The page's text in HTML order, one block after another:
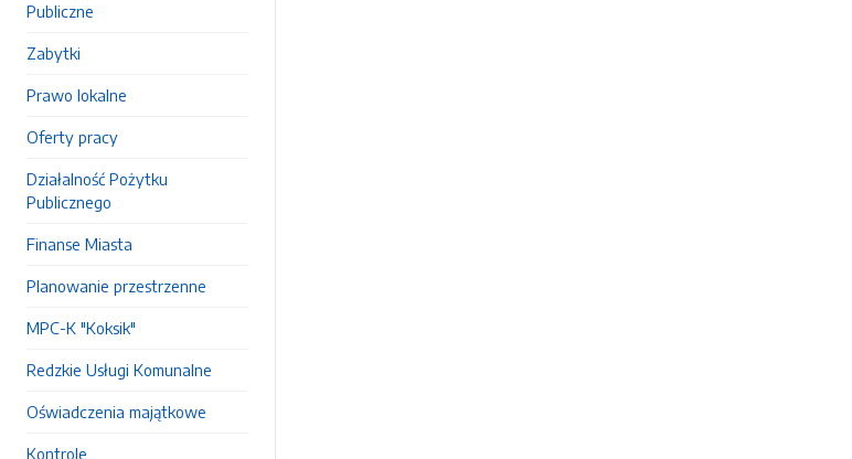
Publiczne
Zabytki
Prawo lokalne
Oferty pracy
Działalność Pożytku
Publicznego
Finanse Miasta
Planowanie przestrzenne
MPC-K "Koksik"
Redzkie Usługi Komunalne
Oświadczenia majątkowe
Kontrole